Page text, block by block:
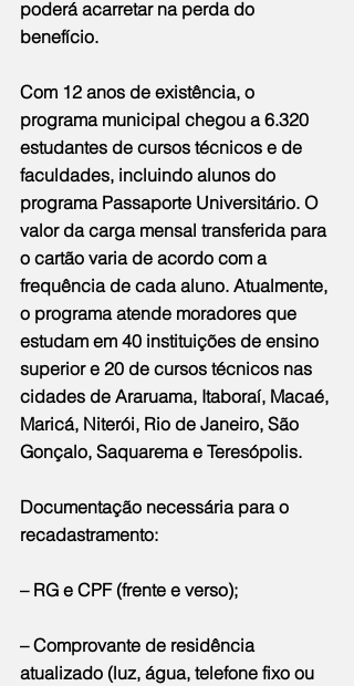
poderá acarretar na perda do
benefício.
Com 12 anos de existência, o
programa municipal chegou a 6.320
estudantes de cursos técnicos e de
faculdades, incluindo alunos do
programa Passaporte Universitário. O
valor da carga mensal transferida para
o cartão varia de acordo com a
frequência de cada aluno. Atualmente,
o programa atende moradores que
estudam em 40 instituições de ensino
superior e 20 de cursos técnicos nas
cidades de Araruama, Itaboraí, Macaé,
Maricá, Niterói, Rio de Janeiro, São
Gonçalo, Saquarema e Teresópolis.
Documentação necessária para o
recadastramento:
– RG e CPF (frente e verso);
– Comprovante de residência
atualizado (luz, água, telefone fixo ou